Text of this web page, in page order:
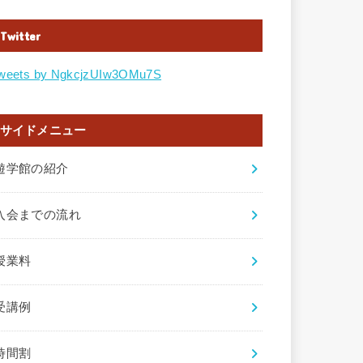
Twitter
by NgkcjzUIw3OMu7S
サイドメニュー
学館の紹介
会までの流れ
業料
講例
間割